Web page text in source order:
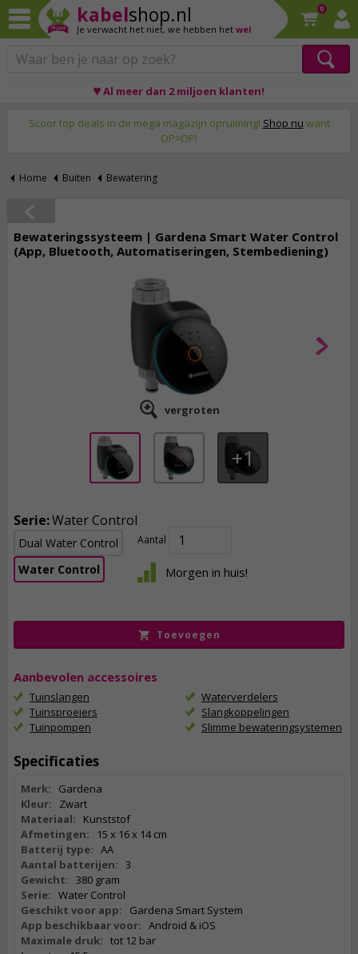
kabelshop.nl
Je verwacht het niet, we hebben het wel
0
♥ Al meer dan 2 miljoen klanten!
Scoor top deals in de mega magazijn opruiming! Shop nu want
OP=OP!
Home Buiten Bewatering
Bewateringssysteem | Gardena Smart Water Control
(App, Bluetooth, Automatiseringen, Stembediening)
vergroten
1
Serie:Water Control
Dual Water Control
Water Control
Aantal
Morgen in huis!
Toevoegen
Aanbevolen accessoires
Tuinslangen
Tuinsproeiers
Tuinpompen
Waterverdelers
Slangkoppelingen
Slimme bewateringsystemen
Specificaties
Merk:
Gardena
Kleur:
Zwart
Materiaal:
Kunststof
Afmetingen:
15 x 16 x 14 cm
Batterij type: AA
Aantal batterijen: 3
Gewicht: 380 gram
Serie: Water Control
Geschikt voor app:
Gardena Smart System
App beschikbaar voor: Android & iOS
Maximale druk: tot 12 bar